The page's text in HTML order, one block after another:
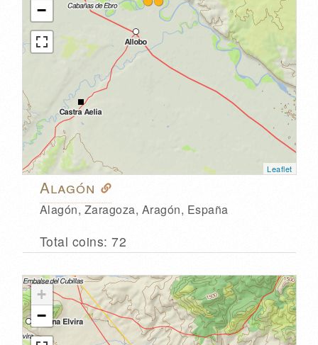
−
Leaflet
Alagón
Alagón, Zaragoza, Aragón, España
Total coins: 72
+
−